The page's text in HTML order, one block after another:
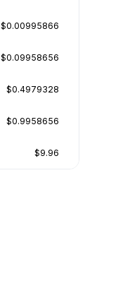
$0.00995866
$0.09958656
$0.4979328
$0.9958656
$9.96